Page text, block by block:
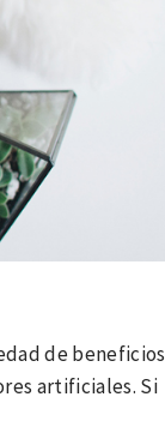
de beneficios
artificiales. Si